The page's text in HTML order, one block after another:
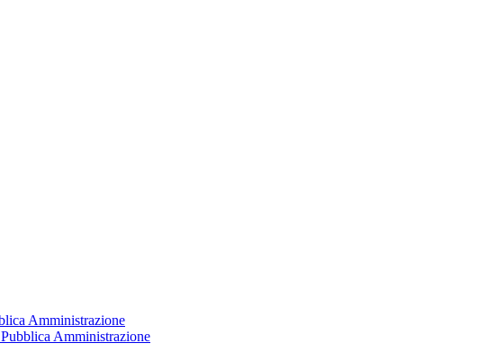
Amministrazione
Amministrazione